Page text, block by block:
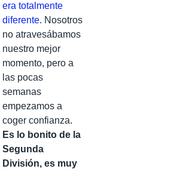
era totalmente
diferente. Nosotros
no atravesábamos
nuestro mejor
momento, pero a
las pocas
semanas
empezamos a
coger confianza.
Es lo bonito de la
Segunda
División, es muy